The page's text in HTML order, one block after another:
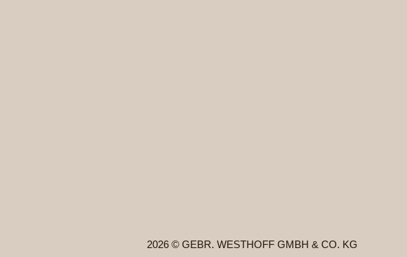
2026 © GEBR. WESTHOFF GMBH & CO. KG